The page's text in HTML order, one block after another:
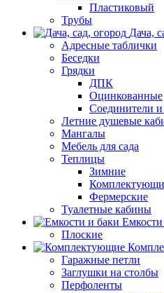
Пластиковый
Трубы
Дача,
Адресные таблички
Беседки
Грядки
ДПК
Оцинкованные
Соединители
Летние душевые
Мангалы
Мебель для сада
Теплицы
Зимние
Фермерские
Туалетные кабины
Плоские
Гаражные петли
Заглушки на столбы
Перфоленты